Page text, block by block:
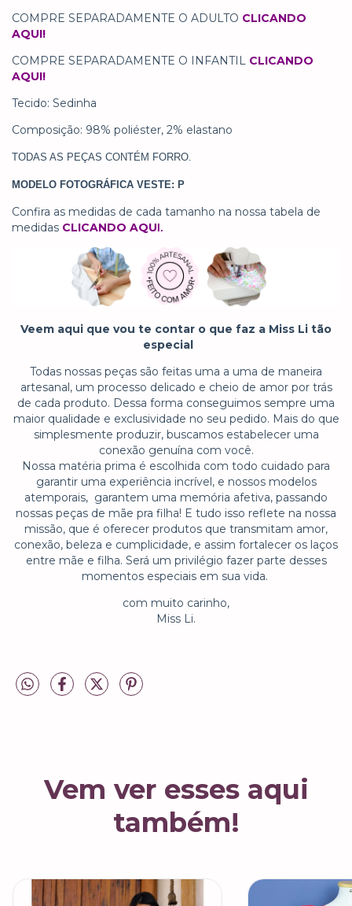
COMPRE SEPARADAMENTE O ADULTO CLICANDO
AQUI!
COMPRE SEPARADAMENTE O INFANTIL CLICANDO
AQUI!
Tecido: Sedinha
Composição: 98% poliéster, 2% elastano
TODAS AS PEÇAS CONTÉM FORRO.
MODELO FOTOGRÁFICA VESTE: P
Confira as medidas de cada tamanho na nossa tabela de
medidas CLICANDO AQU I.
Veem aqui que vou te contar o que faz a Miss Li tão
especial
Todas nossas peças são feitas uma a uma de maneira
artesanal, um processo delicado e cheio de amor por trás
de cada produto. Dessa forma conseguimos sempre uma
maior qualidade e exclusividade no seu pedido. Mais do que
simplesmente produzir, buscamos estabelecer uma
conexão genuína com você.
Nossa matéria prima é escolhida com todo cuidado para
garantir uma experiência incrível, e nossos modelos
atemporais, garantem uma memória afetiva, passando
nossas peças de mãe pra filha! E tudo isso reflete na nossa
missão, que é oferecer produtos que transmitam amor,
conexão, beleza e cumplicidade, e assim fortalecer os laços
entre mãe e filha. Será um privilégio fazer parte desses
momentos especiais em sua vida.
com muito carinho,
Miss Li.
Vem ver esses aqui
também!